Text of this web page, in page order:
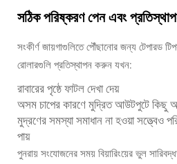
সঠিক পরিষ্করণ পেন এবং
সংকীর্ণ জায়গাগুলিতে পৌঁছানোর জন্য টেপারড
রোলারগুলি প্রতিস্থাপন করুন যখন:
রাবারের পৃষ্ঠে ফাটল দেখা দেয়
অসম চাপের কারণে মুদ্রিত আউটপুটে কিছু
মুদ্রণের সমস্যা সমাধান না হওয়া সত্ত্বেও
পায়
পুনরায় সংযোজনের সময় বিয়ারিংয়ের ভুল